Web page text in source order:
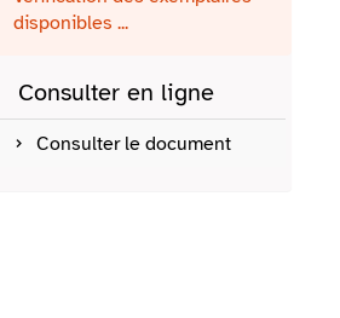
disponibles ...
Consulter en ligne
Consulter le document